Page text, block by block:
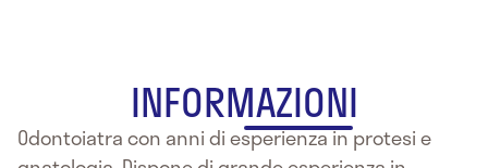
INFORMAZIONI
Odontoiatra con anni di esperienza in protesi e